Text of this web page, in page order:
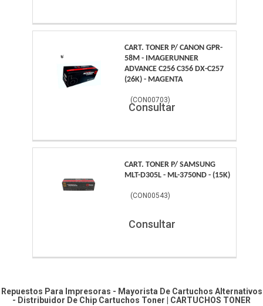
CART. TONER P/ CANON GPR-
58M - IMAGERUNNER
ADVANCE C256 C356 DX-C257
(26K) - MAGENTA
(CON00703)
Consultar
CART. TONER P/ SAMSUNG
MLT-D305L - ML-3750ND - (15K)
(CON00543)
Consultar
Repuestos Para Impresoras - Mayorista De Cartuchos Alternativos
- Distribuidor De Chip Cartuchos Toner CARTUCHOS TONER